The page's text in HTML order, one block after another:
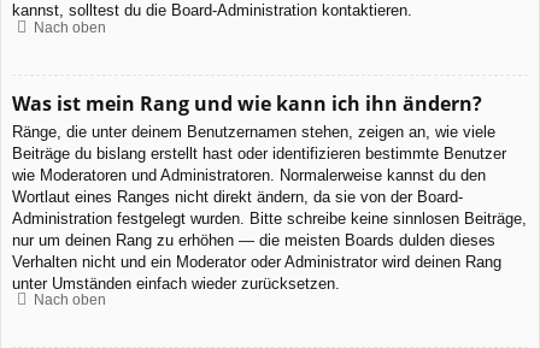
kannst, solltest du die Board-Administration kontaktieren.
Nach oben
Was ist mein Rang und wie kann ich ihn ändern?
Ränge, die unter deinem Benutzernamen stehen, zeigen an, wie viele
Beiträge du bislang erstellt hast oder identifizieren bestimmte Benutzer
wie Moderatoren und Administratoren. Normalerweise kannst du den
Wortlaut eines Ranges nicht direkt ändern, da sie von der Board-
Administration festgelegt wurden. Bitte schreibe keine sinnlosen Beiträge,
nur um deinen Rang zu erhöhen — die meisten Boards dulden dieses
Verhalten nicht und ein Moderator oder Administrator wird deinen Rang
unter Umständen einfach wieder zurücksetzen.
Nach oben